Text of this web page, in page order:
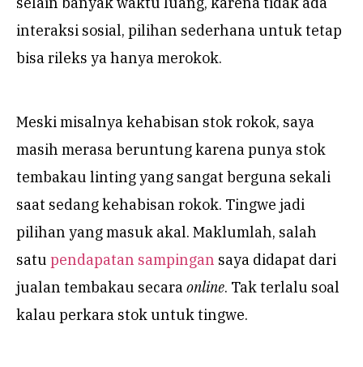
interaksi sosial, pilihan sederhana untuk tetap
bisa rileks ya hanya merokok.
Meski misalnya kehabisan stok rokok, saya
masih merasa beruntung karena punya stok
tembakau linting yang sangat berguna sekali
saat sedang kehabisan rokok. Tingwe jadi
pilihan yang masuk akal. Maklumlah, salah
satu pendapatan sampingan saya didapat dari
jualan tembakau secaraonline. Tak terlalu soal
kalau perkara stok untuk tingwe.